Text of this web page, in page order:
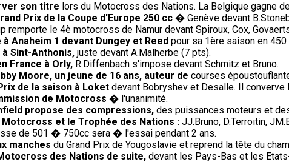
son titre lors du Motocross des Nations. La Belgique gagne
Prix de la Coupe d'Europe 250 cc � Genève devant
remporte le 4è motocross de Namur devant Spiroux, Cox,
Anaheim 1 devant Dungey et Reed pour sa 1ère saison en
Sint-Anthonis, juste devant A.Malherbe (7 pts).
France à Orly, R.Diffenbach s'impose devant Schmitz et Bruno.
Moore, un jeune de 16 ans, auteur de courses
de la saison à Loket devant Bobryshev et Desalle. Il converve
de Motocross � l'unanimité.
propose des compressions, des puissances moteurs et
et le Trophée des Nations : JJ.Bruno, D.Terroitin,
de 501 � 750cc sera � l'essai pendant 2 ans.
manches du Grand Prix de Yougoslavie et reprend la tête du
des Nations de suite, devant les Pays-Bas et les